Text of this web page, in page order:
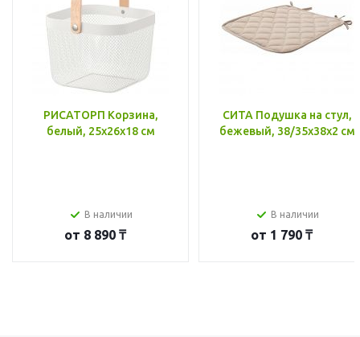
РИСАТОРП Корзина,
белый, 25x26x18 см
В наличии
от 8 890 ₸
СИТА Подушка на стул,
бежевый, 38/35x38x2 см
В наличии
от 1 790 ₸